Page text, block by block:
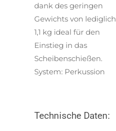
dank des geringen
Gewichts von lediglich
1,1 kg ideal für den
Einstieg in das
Scheibenschießen.
System: Perkussion
Technische Daten: